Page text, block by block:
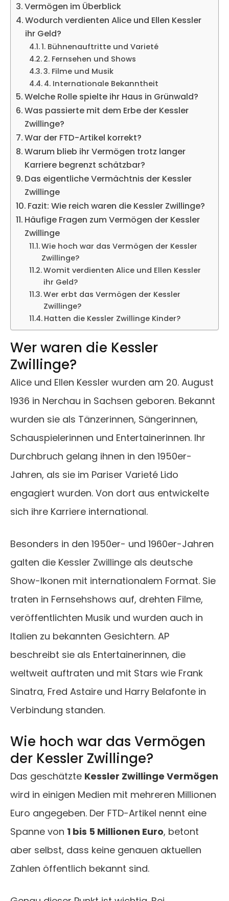
Vermögen im Überblick
Wodurch verdienten Alice und Ellen Kessler
ihr Geld?
1. Bühnenauftritte und Varieté
2. Fernsehen und Shows
3. Filme und Musik
4. Internationale Bekanntheit
Welche Rolle spielte ihr Haus in Grünwald?
Was passierte mit dem Erbe der Kessler
Zwillinge?
War der FTD-Artikel korrekt?
Warum blieb ihr Vermögen trotz langer
Karriere begrenzt schätzbar?
Das eigentliche Vermächtnis der Kessler
Zwillinge
Fazit: Wie reich waren die Kessler Zwillinge?
Häufige Fragen zum Vermögen der Kessler
Zwillinge
Wie hoch war das Vermögen der Kessler
Zwillinge?
Womit verdienten Alice und Ellen Kessler
ihr Geld?
Wer erbt das Vermögen der Kessler
Zwillinge?
Hatten die Kessler Zwillinge Kinder?
Wer waren die Kessler
Zwillinge?
Alice und Ellen Kessler wurden am 20. August
1936 in Nerchau in Sachsen geboren. Bekannt
wurden sie als Tänzerinnen, Sängerinnen,
Schauspielerinnen und Entertainerinnen. Ihr
Durchbruch gelang ihnen in den 1950er-
Jahren, als sie im Pariser Varieté Lido
engagiert wurden. Von dort aus entwickelte
sich ihre Karriere international.
Besonders in den 1950er- und 1960er-Jahren
galten die Kessler Zwillinge als deutsche
Show-Ikonen mit internationalem Format. Sie
traten in Fernsehshows auf, drehten Filme,
veröffentlichten Musik und wurden auch in
Italien zu bekannten Gesichtern. AP
beschreibt sie als Entertainerinnen, die
weltweit auftraten und mit Stars wie Frank
Sinatra, Fred Astaire und Harry Belafonte in
Verbindung standen.
Wie hoch war das Vermögen
der Kessler Zwillinge?
Das geschätzte Kessler Zwillinge Vermögen
wird in einigen Medien mit mehreren Millionen
Euro angegeben. Der FTD-Artikel nennt eine
Spanne von 1 bis 5 Millionen Euro, betont
aber selbst, dass keine genauen aktuellen
Zahlen öffentlich bekannt sind.